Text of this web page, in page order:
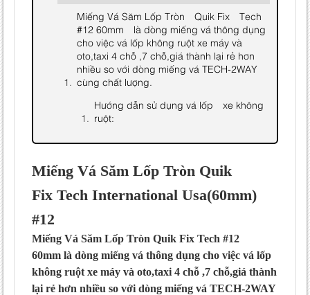
Miếng Vá Săm Lốp Tròn Quik Fix Tech
#12 60mm là dòng miếng vá thông dụng
cho việc vá lốp không ruột xe máy và
oto,taxi 4 chỗ ,7 chỗ,giá thành lại rẻ hơn
nhiều so với dòng miếng vá TECH-2WAY
cùng chất lượng.
Hướng dẫn sử dụng vá lốp xe không
ruột:
Miếng Vá Săm Lốp Tròn Quik
Fix Tech International Usa(60mm)
#12
Miếng Vá Săm Lốp Tròn Quik Fix Tech #12
60mm là dòng miếng vá thông dụng cho việc vá lốp
không ruột xe máy và oto,taxi 4 chỗ ,7 chỗ,giá thành
lại rẻ hơn nhiều so với dòng miếng vá TECH-2WAY